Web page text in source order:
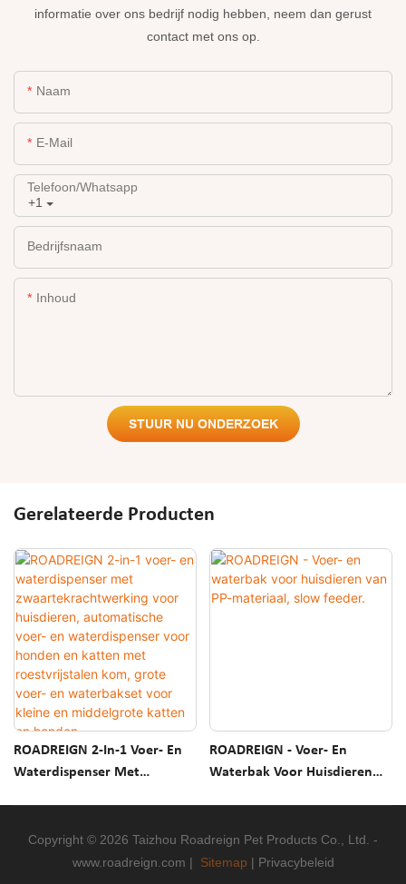
informatie over ons bedrijf nodig hebben, neem dan gerust
contact met ons op.
Naam
E-Mail
+1
Telefoon/whatsapp
Bedrijfsnaam
Inhoud
STUUR NU ONDERZOEK
Gerelateerde Producten
ROADREIGN 2-In-1 Voer- En
Waterdispenser Met
Voer- En Waterdispenser
Voor Honden En Katten Met
ROADREIGN - Voer- En
Waterbak Voor Huisdieren
Copyright © 2026 Taizhou Roadreign Pet Products Co., Ltd. -
www.roadreign.com | Sitemap | Privacybeleid